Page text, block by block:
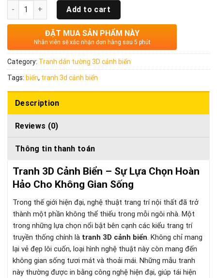
Quantity Add to cart
ĐẶT MUA SẢN PHẨM NÀY
Nhân viên sẽ xác nhận đơn hàng sau 5 phút
Category: Tranh dán tường 3D cảnh biển
Tags: biển, tranh 3d cảnh biển
Description
Reviews (0)
Thông tin thanh toán
Tranh 3D Cảnh Biển – Sự Lựa Chọn Hoàn
Hảo Cho Không Gian Sống
Trong thế giới hiện đại, nghệ thuật trang trí nội thất đã trở
thành một phần không thể thiếu trong mỗi ngôi nhà. Một
trong những lựa chọn nổi bật bên cạnh các kiểu trang trí
truyền thống chính là tranh 3D cảnh biển. Không chỉ mang
lại vẻ đẹp lôi cuốn, loại hình nghệ thuật này còn mang đến
không gian sống tươi mát và thoải mái. Những mẫu tranh
này thường được in bằng công nghệ hiện đại, giúp tái hiện